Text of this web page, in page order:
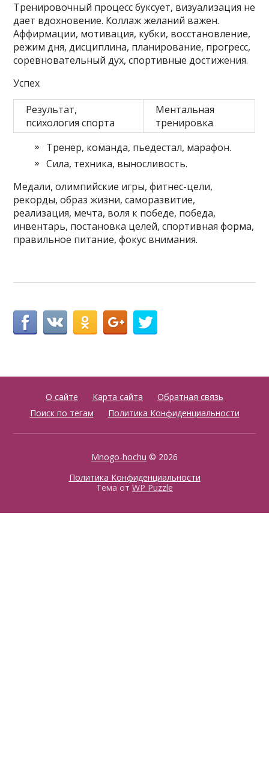
Тренировочный процесс буксует, визуализация не
дает вдохновение. Коллаж желаний важен.
Аффирмации, мотивация, кубки, восстановление,
режим дня, дисциплина, планирование, прогресс,
соревновательный дух, спортивные достижения.
Успех
Результат,
психология спорта
Ментальная
тренировка
Тренер, команда, пьедестал, марафон.
Сила, техника, выносливость.
Медали, олимпийские игры, фитнес-цели,
рекорды, образ жизни, саморазвитие,
реализация, мечта, воля к победе, победа,
инвентарь, постановка целей, спортивная форма,
правильное питание, фокус внимания.
О сайте Карта сайта
Обратная связь
Поиск по тегам
Политика Конфиденциальности
Mnogo-hochu © 2026
Политика Конфиденциальности
Тема от WP Puzzle